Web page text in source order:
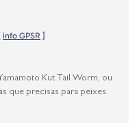
info GPSR ]
Kut Tail Worm, ou
que precisas para peixes
da sua cauda produz um